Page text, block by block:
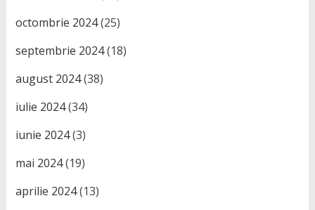
octombrie 2024(25)
septembrie 2024(18)
august 2024(38)
iulie 2024(34)
iunie 2024(3)
mai 2024(19)
aprilie 2024(13)